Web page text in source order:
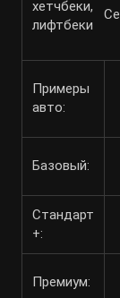
Примеры
авто:
Базовый:
Стандарт
+:
Премиум: